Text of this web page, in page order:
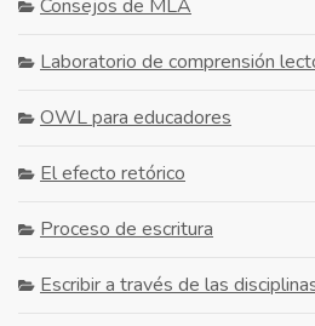
Consejos de MLA
Laboratorio de comprensión
OWL para educadores
El efecto retórico
Proceso de escritura
Escribir a través de las